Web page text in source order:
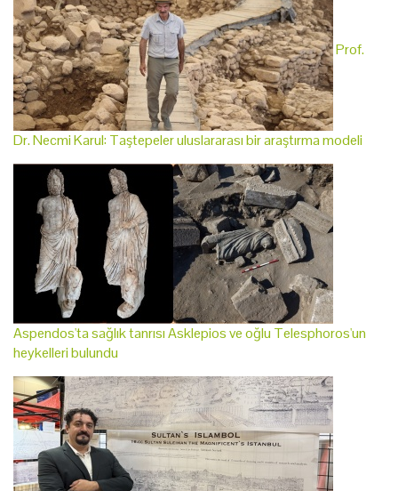
Prof.
Dr. Necmi Karul: Taştepeler uluslararası bir araştırma modeli
Aspendos'ta sağlık tanrısı Asklepios ve oğlu Telesphoros'un
heykelleri bulundu